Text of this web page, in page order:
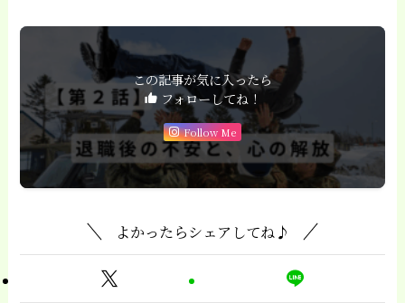
この記事が気に入ったら
フォローしてね！
Follow Me
よかったらシェアしてね♪